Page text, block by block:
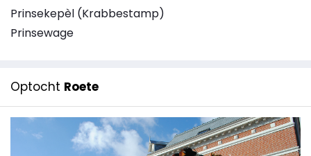
Prinsekepèl (Krabbestamp)
Prinsewage
Optocht Roete